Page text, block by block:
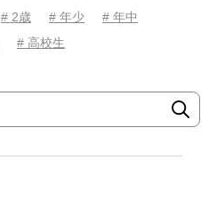
# 2歳 # 年少
# 年中
# 高校生